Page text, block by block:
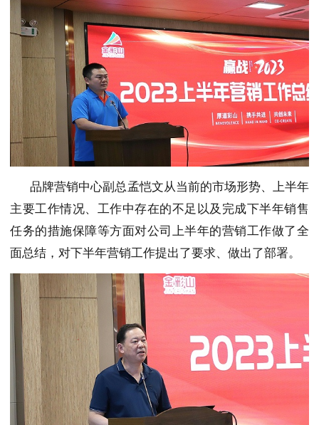
品牌营销中心副总孟恺文从当前的市场形势、上半年
主要工作情况、工作中存在的不足以及完成下半年销售
任务的措施保障等方面对公司上半年的营销工作做了全
面总结，对下半年营销工作提出了要求、做出了部署。